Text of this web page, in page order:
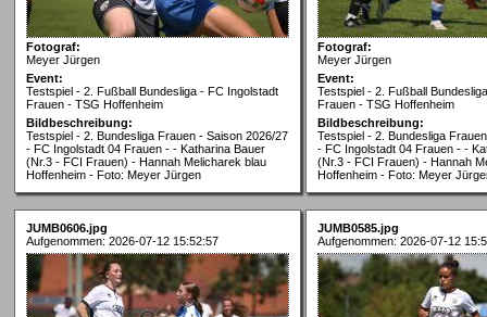
Fotograf:
Meyer Jürgen
Event:
Testspiel - 2. Fußball Bundesliga - FC Ingolstadt
Frauen - TSG Hoffenheim
Bildbeschreibung:
Testspiel - 2. Bundesliga Frauen - Saison 2026/27
- FC Ingolstadt 04 Frauen - - Katharina Bauer
(Nr.3 - FCI Frauen) - Hannah Melicharek blau
Hoffenheim - Foto: Meyer Jürgen
Fotograf:
Meyer Jürgen
Event:
Testspiel - 2. Fußball
Frauen - TSG Hoffenheim
Bildbeschreibung:
Testspiel - 2. Bundesliga
- FC Ingolstadt 04 Frauen - -
(Nr.3 - FCI Frauen) - Hannah
Hoffenheim - Foto: Meyer
JUMB0606.jpg
Aufgenommen: 2026-07-12 15:52:57
JUMB0585.jpg
Aufgenommen: 2026-07-12